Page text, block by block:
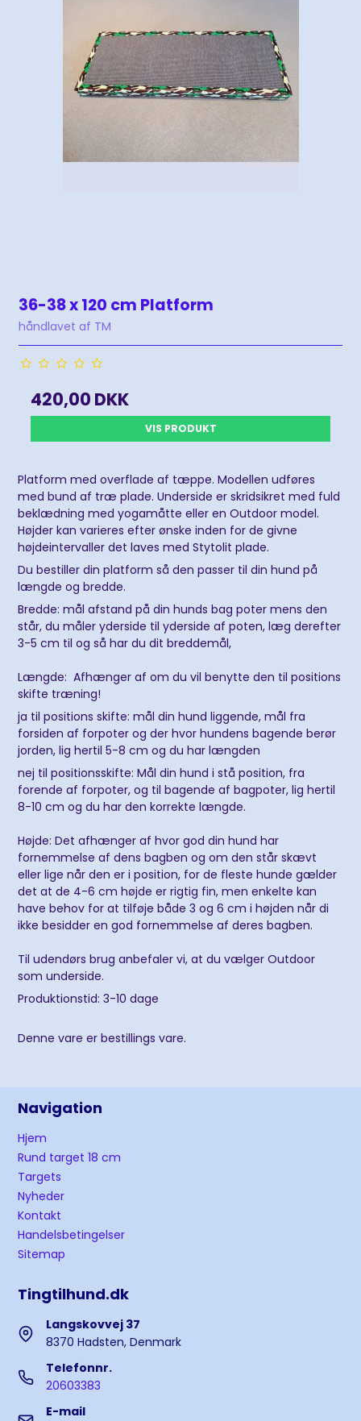
36-38 x 120 cm Platform
håndlavet af TM
420,00 DKK
VIS PRODUKT
Platform med overflade af tæppe. Modellen udføres
med bund af træ plade. Underside er skridsikret med fuld
beklædning med yogamåtte eller en Outdoor model.
Højder kan varieres efter ønske inden for de givne
højdeintervaller det laves med Stytolit plade.
Du bestiller din platform så den passer til din hund på
længde og bredde.
Bredde: mål afstand på din hunds bag poter mens den
står, du måler yderside til yderside af poten, læg derefter
3-5 cm til og så har du dit breddemål,
Længde: Afhænger af om du vil benytte den til positions
skifte træning!
ja til positions skifte: mål din hund liggende, mål fra
forsiden af forpoter og der hvor hundens bagende berør
jorden, lig hertil 5-8 cm og du har længden
nej til positionsskifte: Mål din hund i stå position, fra
forende af forpoter, og til bagende af bagpoter, lig hertil
8-10 cm og du har den korrekte længde.
Højde: Det afhænger af hvor god din hund har
fornemmelse af dens bagben og om den står skævt
eller lige når den er i position, for de fleste hunde gælder
det at de 4-6 cm højde er rigtig fin, men enkelte kan
have behov for at tilføje både 3 og 6 cm i højden når di
ikke besidder en god fornemmelse af deres bagben.
Til udendørs brug anbefaler vi, at du vælger Outdoor
som underside.
Produktionstid: 3-10 dage
Denne vare er bestillings vare.
Navigation
Hjem
Rund target 18 cm
Targets
Nyheder
Kontakt
Handelsbetingelser
Sitemap
Tingtilhund.dk
Langskovvej 37
8370 Hadsten, Denmark
Telefonnr.
20603383
E-mail